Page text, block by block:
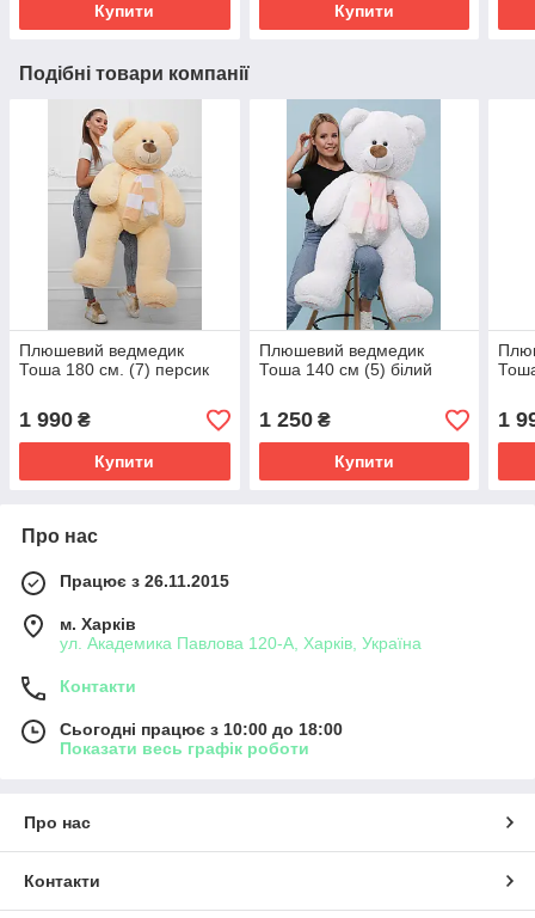
Купити Купити
Подібні товари компанії
Плюшевий ведмедик
Тоша 180 см. (7) персик
1 990 ₴
Купити
Плюшевий ведмедик
Тоша 140 см (5) білий
1 250₴
Купити
1
Про нас
Працює з 26.11.2015
м. Харків
ул. Академика Павлова 120-А, Харків, Україна
Контакти
Сьогодні працює з 10:00 до 18:00
Показати весь графік роботи
Про нас
Контакти